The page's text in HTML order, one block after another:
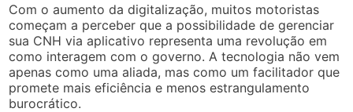
Com o aumento da digitalização, muitos motoristas
começam a perceber que a possibilidade de gerenciar
sua CNH via aplicativo representa uma revolução em
como interagem com o governo. A tecnologia não vem
apenas como uma aliada, mas como um facilitador que
promete mais eficiência e menos estrangulamento
burocrático.